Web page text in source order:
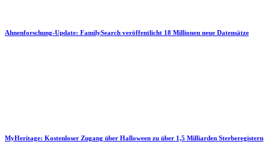
Ahnenforschung-Update: FamilySearch veröffentlicht 18 Millionen neue Datensätze
MyHeritage: Kostenloser Zugang über Halloween zu über 1,5 Milliarden Sterberegistern